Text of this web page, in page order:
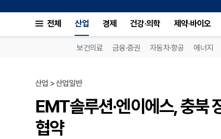
전체 산업 경제 건강·의학 제약·바이오
보건의료 금융·증권 자동차·항공 에너지
산업 > 산업일반
EMT솔루션·엔이에스, 충북
협약